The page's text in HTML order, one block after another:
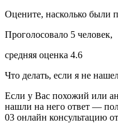
Оцените, насколько были
Проголосовало 5 человек,
средняя оценка 4.6
Что делать, если я не
Если у Вас похожий или
нашли на него ответ —
03 онлайн консультацию